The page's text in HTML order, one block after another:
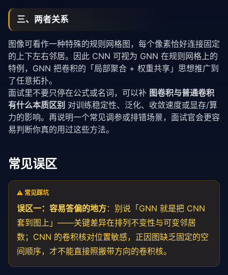
三、两者关系
图像可看作一种特殊的规则网格图，每个像素恰好连接固定
的上下左右邻居。因此 CNN 可视为 GNN 在规则网格上的
特例 ，GNN 把卷积的「局部聚合 + 权重共享」思想推广到
了任意拓扑。
面试里不要只停在公式或名词，可以补 图卷积与普通卷积
有什么本质区别 对训练稳定性、泛化、收敛速度或显存/算
力的影响。再说明一个常见调参或排错场景，面试官会更容
易判断你真的用过这些方法。
常见误区
⚠️ 常见踩坑
误区一：容易答偏的地方：别说「GNN 就是把 CNN
套到图上」——关键差异在排列不变性与可变邻居
数；CNN 的卷积核对位置敏感，正因图缺乏固定的空
间顺序，才不能直接照搬带方向的卷积核。